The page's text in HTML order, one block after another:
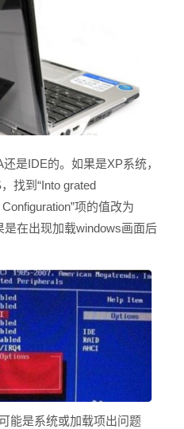
IDE的。如果是XP系统，
找到“Into grated
项的值改为
是在出现加载windows画面后
是系统或加载项出问题